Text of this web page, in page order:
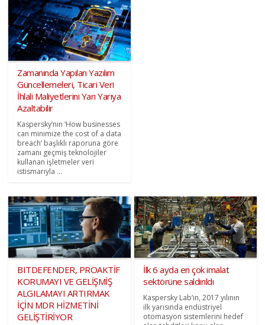
Zamanında Yapılan Yazılım
Güncellemeleri, Ticari Veri
İhlali Maliyetlerini Yarı Yarıya
Azaltabilir
Kaspersky’nin ‘How businesses
can minimize the cost of a data
breach’ başlıklı raporuna göre
zamanı geçmiş teknolojiler
kullanan işletmeler veri
istismarıyla ...
BITDEFENDER, PROAKTİF
KORUMAYI VE GELİŞMİŞ
ALGILAMAYI ARTIRMAK
İÇİN MDR HİZMETİNİ
GELİŞTİRİYOR
İlk 6 ayda en çok imalat
sektörüne saldırıldı
Kaspersky Lab’ın, 2017 yılının
ilk yarısında endüstriyel
otomasyon sistemlerini hedef